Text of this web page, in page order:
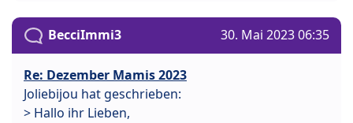
BecciImmi3 30. Mai 2023 06:35
Re: Dezember Mamis 2023
Joliebijou hat geschrieben:
> Hallo ihr Lieben,